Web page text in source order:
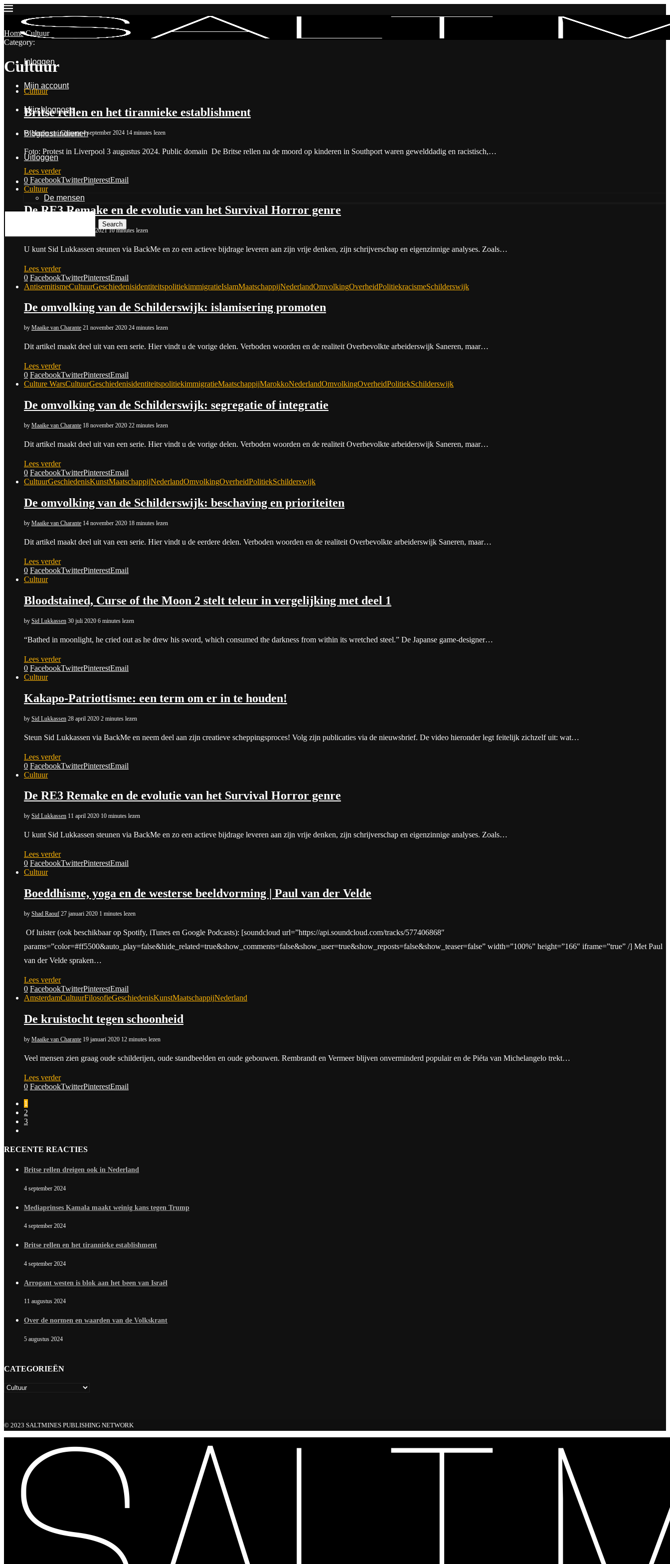
Inloggen
Mijn account
Mijn blogposts
Blogpost indienen
Uitloggen
Contact & Over Ons
De mensen
Search
Home Cultuur
Category:
Cultuur
Cultuur
Britse rellen en het tirannieke establishment
byMaaike van Charante 4 september 2024 14 minutes lezen
Foto: Protest in Liverpool 3 augustus 2024. Public domain De Britse rellen na de moord op kinderen in Southport waren gewelddadig en racistisch,…
Lees verder
0 FacebookTwitterPinterestEmail
Cultuur
De RE3 Remake en de evolutie van het Survival Horror genre
23 februari 2021 10 minutes lezen
U kunt Sid Lukkassen steunen via BackMe en zo een actieve bijdrage leveren aan zijn vrije denken, zijn schrijverschap en eigenzinnige analyses. Zoals…
Lees verder
0 FacebookTwitterPinterestEmail
AntisemitismeCultuurGeschiedenisidentiteitspolitiekimmigratieIslamMaatschappijNederlandOmvolkingOverheidPolitiekracismeSchilderswijk
De omvolking van de Schilderswijk: islamisering promoten
by Maaike van Charante 21 november 2020 24 minutes lezen
Dit artikel maakt deel uit van een serie. Hier vindt u de vorige delen. Verboden woorden en de realiteit Overbevolkte arbeiderswijk Saneren, maar…
Lees verder
0 FacebookTwitterPinterestEmail
Culture WarsCultuurGeschiedenisidentiteitspolitiekimmigratieMaatschappijMarokkoNederlandOmvolkingOverheidPolitiekSchilderswijk
De omvolking van de Schilderswijk: segregatie of integratie
by Maaike van Charante 18 november 2020 22 minutes lezen
Dit artikel maakt deel uit van een serie. Hier vindt u de vorige delen. Verboden woorden en de realiteit Overbevolkte arbeiderswijk Saneren, maar…
Lees verder
0 FacebookTwitterPinterestEmail
CultuurGeschiedenisKunstMaatschappijNederlandOmvolkingOverheidPolitiekSchilderswijk
De omvolking van de Schilderswijk: beschaving en prioriteiten
by Maaike van Charante 14 november 2020 18 minutes lezen
Dit artikel maakt deel uit van een serie. Hier vindt u de eerdere delen. Verboden woorden en de realiteit Overbevolkte arbeiderswijk Saneren, maar…
Lees verder
0 FacebookTwitterPinterestEmail
Cultuur
Bloodstained, Curse of the Moon 2 stelt teleur in vergelijking met deel 1
by Sid Lukkassen 30 juli 2020 6 minutes lezen
“Bathed in moonlight, he cried out as he drew his sword, which consumed the darkness from within its wretched steel.” De Japanse game-designer…
Lees verder
0 FacebookTwitterPinterestEmail
Cultuur
Kakapo-Patriottisme: een term om er in te houden!
by Sid Lukkassen 28 april 2020 2 minutes lezen
Steun Sid Lukkassen via BackMe en neem deel aan zijn creatieve scheppingsproces! Volg zijn publicaties via de nieuwsbrief. De video hieronder legt feitelijk zichzelf uit: wat…
Lees verder
0 FacebookTwitterPinterestEmail
Cultuur
De RE3 Remake en de evolutie van het Survival Horror genre
by Sid Lukkassen 11 april 2020 10 minutes lezen
U kunt Sid Lukkassen steunen via BackMe en zo een actieve bijdrage leveren aan zijn vrije denken, zijn schrijverschap en eigenzinnige analyses. Zoals…
Lees verder
0 FacebookTwitterPinterestEmail
Cultuur
Boeddhisme, yoga en de westerse beeldvorming | Paul van der Velde
by Shad Raouf 27 januari 2020 1 minutes lezen
Of luister (ook beschikbaar op Spotify, iTunes en Google Podcasts): [soundcloud url=”https://api.soundcloud.com/tracks/577406868″
params=”color=#ff5500&auto_play=false&hide_related=true&show_comments=false&show_user=true&show_reposts=false&show_teaser=false” width=”100%” height=”166″ iframe=”true” /] Met Paul
van der Velde spraken…
Lees verder
0 FacebookTwitterPinterestEmail
AmsterdamCultuurFilosofieGeschiedenisKunstMaatschappijNederland
De kruistocht tegen schoonheid
by Maaike van Charante 19 januari 2020 12 minutes lezen
Veel mensen zien graag oude schilderijen, oude standbeelden en oude gebouwen. Rembrandt en Vermeer blijven onverminderd populair en de Piéta van Michelangelo trekt…
Lees verder
0 FacebookTwitterPinterestEmail
1
2
3
RECENTE REACTIES
Britse rellen dreigen ook in Nederland
4 september 2024
Mediaprinses Kamala maakt weinig kans tegen Trump
4 september 2024
Britse rellen en het tirannieke establishment
4 september 2024
Arrogant westen is blok aan het been van Israël
11 augustus 2024
Over de normen en waarden van de Volkskrant
5 augustus 2024
CATEGORIEËN
© 2023 SALTMINES PUBLISHING NETWORK